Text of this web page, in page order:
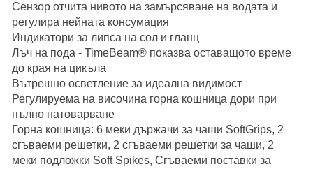
Сензор отчита нивото на замърсяване на водата и
регулира нейната консумация
Индикатори за липса на сол и гланц
Лъч на пода - TimeBeam® показва оставащото време
до края на цикъла
Вътрешно осветление за идеална видимост
Регулируема на височина горна кошница дори при
пълно натоварване
Горна кошница: 6 меки държачи за чаши SoftGrips, 2
сгъваеми решетки, 2 сгъваеми решетки за чаши, 2
меки подложки Soft Spikes, Сгъваеми поставки за